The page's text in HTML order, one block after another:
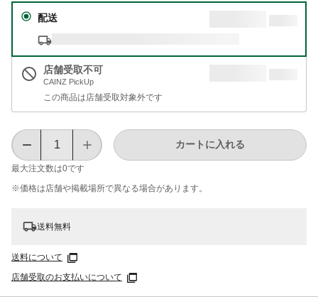
配送
店舗受取不可
CAINZ PickUp
この商品は店舗受取対象外です
最大注文数は0です
カートに入れる
※価格は​店舗や​掲載場所で​異なる​場合が​あります。
送料無料
送料について
店舗受取のお支払いについて